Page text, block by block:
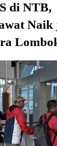
di NTB,
Naik